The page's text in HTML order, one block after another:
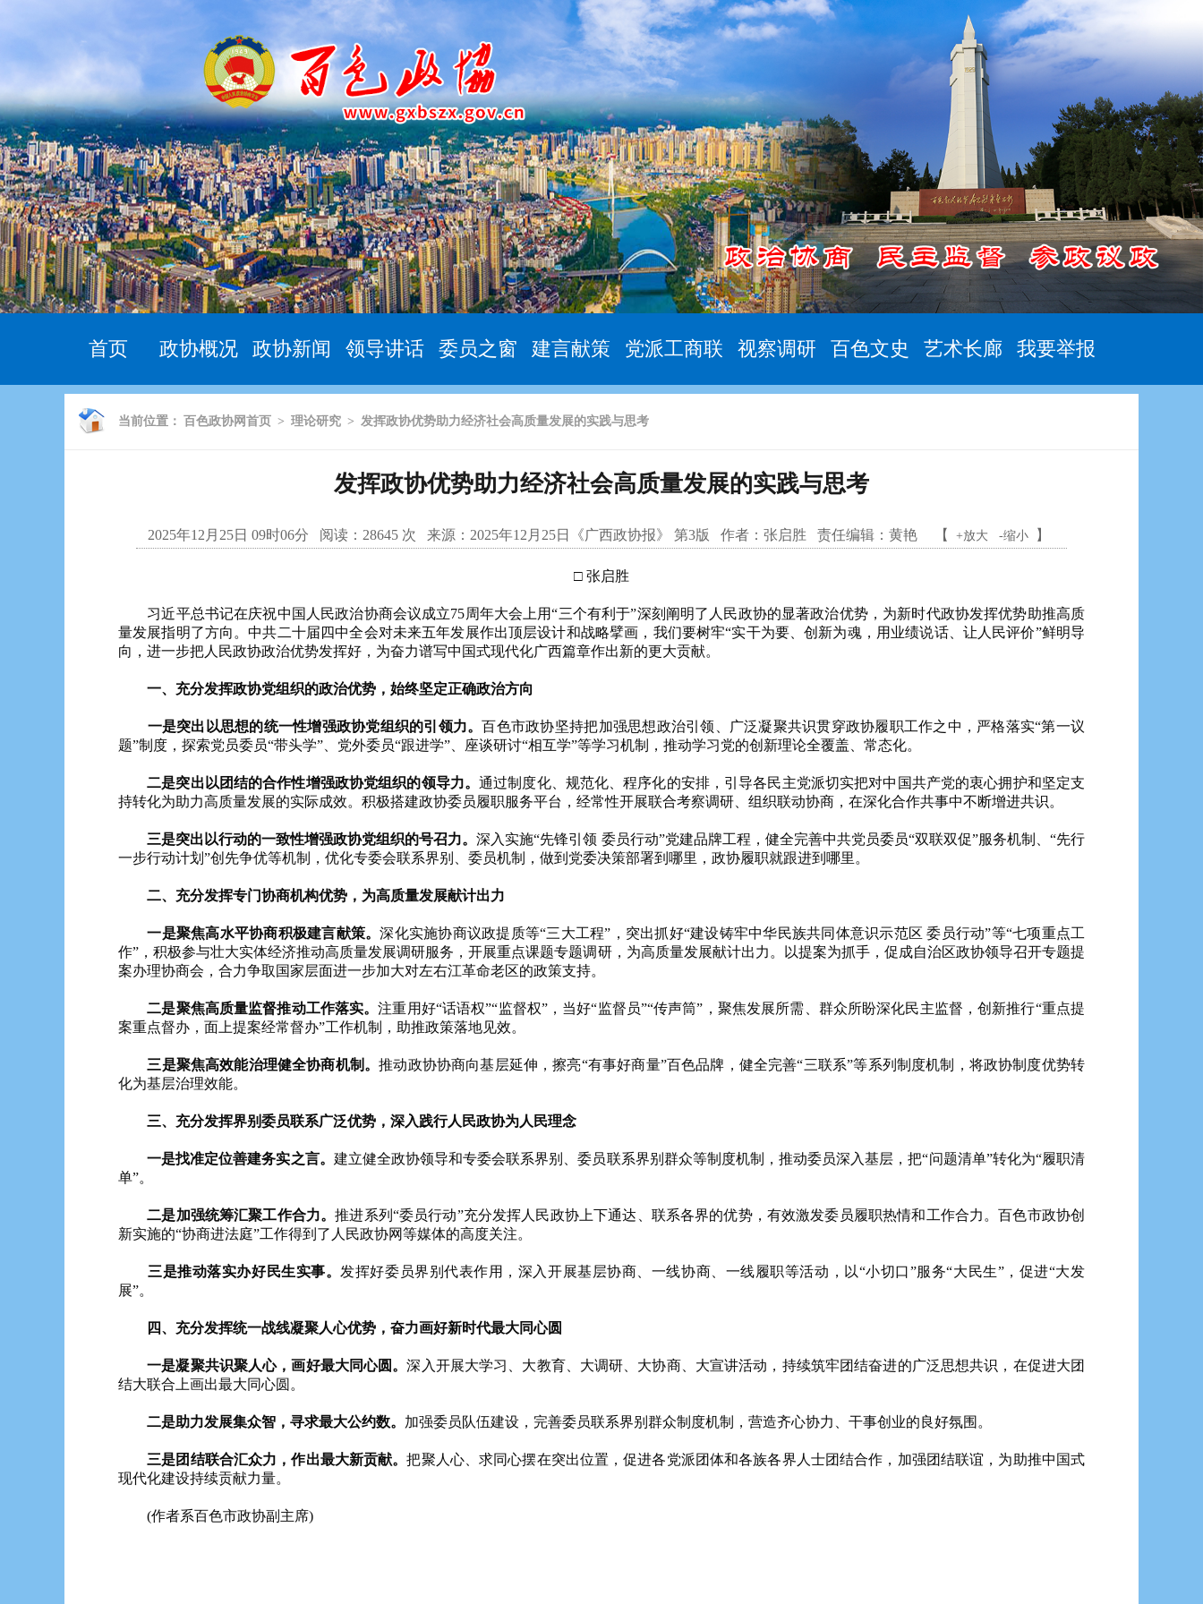
首页 政协概况 政协新闻 领导讲话 委员之窗 建言献策 党派工商联 视察调研 百色文史 艺术长廊 我要举报
当前位置： 百色政协网首页 > 理论研究 > 发挥政协优势助力经济社会高质量发展的实践与思考
发挥政协优势助力经济社会高质量发展的实践与思考
2025年12月25日 09时06分 阅读： 28645 次 来源： 2025年12月25日《广西政协报》 第3版 作者： 张启胜 责任编辑： 黄艳 【 +放大 -缩小】
□ 张启胜
习近平总书记在庆祝中国人民政治协商会议成立75周年大会上用“三个有利于”深刻阐明了人民政协的显著政治优势，为新时代政协发挥优势助推高质
量发展指明了方向。中共二十届四中全会对未来五年发展作出顶层设计和战略擘画，我们要树牢“实干为要、创新为魂，用业绩说话、让人民评价”鲜明导
向，进一步把人民政协政治优势发挥好，为奋力谱写中国式现代化广西篇章作出新的更大贡献。
一、充分发挥政协党组织的政治优势，始终坚定正确政治方向
一是突出以思想的统一性增强政协党组织的引领力。百色市政协坚持把加强思想政治引领、广泛凝聚共识贯穿政协履职工作之中，严格落实“第一议
题”制度，探索党员委员“带头学”、党外委员“跟进学”、座谈研讨“相互学”等学习机制，推动学习党的创新理论全覆盖、常态化。
二是突出以团结的合作性增强政协党组织的领导力。通过制度化、规范化、程序化的安排，引导各民主党派切实把对中国共产党的衷心拥护和坚定支
持转化为助力高质量发展的实际成效。积极搭建政协委员履职服务平台，经常性开展联合考察调研、组织联动协商，在深化合作共事中不断增进共识。
三是突出以行动的一致性增强政协党组织的号召力。深入实施“先锋引领 委员行动”党建品牌工程，健全完善中共党员委员“双联双促”服务机制、“先行
一步行动计划”创先争优等机制，优化专委会联系界别、委员机制，做到党委决策部署到哪里，政协履职就跟进到哪里。
二、充分发挥专门协商机构优势，为高质量发展献计出力
一是聚焦高水平协商积极建言献策。深化实施协商议政提质等“三大工程”，突出抓好“建设铸牢中华民族共同体意识示范区 委员行动”等“七项重点工
作”，积极参与壮大实体经济推动高质量发展调研服务，开展重点课题专题调研，为高质量发展献计出力。以提案为抓手，促成自治区政协领导召开专题提
案办理协商会，合力争取国家层面进一步加大对左右江革命老区的政策支持。
二是聚焦高质量监督推动工作落实。注重用好“话语权”“监督权”，当好“监督员”“传声筒”，聚焦发展所需、群众所盼深化民主监督，创新推行“重点提
案重点督办，面上提案经常督办”工作机制，助推政策落地见效。
三是聚焦高效能治理健全协商机制。推动政协协商向基层延伸，擦亮“有事好商量”百色品牌，健全完善“三联系”等系列制度机制，将政协制度优势转
化为基层治理效能。
三、充分发挥界别委员联系广泛优势，深入践行人民政协为人民理念
一是找准定位善建务实之言。 建立健全政协领导和专委会联系界别、委员联系界别群众等制度机制，推动委员深入基层，把“问题清单”转化为“履职清
单”。
二是加强统筹汇聚工作合力。推进系列“委员行动”充分发挥人民政协上下通达、联系各界的优势，有效激发委员履职热情和工作合力。百色市政协创
新实施的“协商进法庭”工作得到了人民政协网等媒体的高度关注。
三是推动落实办好民生实事。 发挥好委员界别代表作用，深入开展基层协商、一线协商、一线履职等活动，以“小切口”服务“大民生”，促进“大发
展”。
四、充分发挥统一战线凝聚人心优势，奋力画好新时代最大同心圆
一是凝聚共识聚人心，画好最大同心圆。深入开展大学习、大教育、大调研、大协商、大宣讲活动，持续筑牢团结奋进的广泛思想共识，在促进大团
结大联合上画出最大同心圆。
二是助力发展集众智，寻求最大公约数。 加强委员队伍建设，完善委员联系界别群众制度机制，营造齐心协力、干事创业的良好氛围。
三是团结联合汇众力，作出最大新贡献。把聚人心、求同心摆在突出位置，促进各党派团体和各族各界人士团结合作，加强团结联谊，为助推中国式
现代化建设持续贡献力量。
(作者系百色市政协副主席)